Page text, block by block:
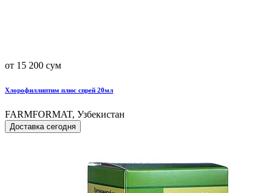
от 15 200 сум
Хлорофиллиптим плюс спрей 20мл
FARMFORMAT, Узбекистан
Доставка сегодня